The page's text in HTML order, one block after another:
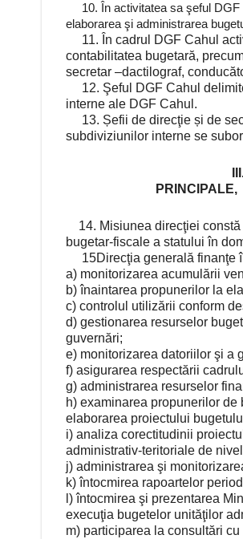
10. În activitatea sa şeful DGF
elaborarea şi administrarea
11. În cadrul DGF Cahul
contabilitatea bugetară,
secretar –dactilograf,
12. Şeful DGF Cahul
interne ale DGF Cahul.
13. Șefii de direcţie și de
subdiviziunilor interne se
14. Misiunea direcţiei constă
bugetar-fiscale a statului în
15Direcţia generală finanţe
a) monitorizarea acumulării
b) înaintarea propunerilor la
c) controlul utilizării conform
d) gestionarea resurselor
guvernări;
e) monitorizarea datoriilor şi a
f) asigurarea respectării
g) administrarea resurselor
h) examinarea propunerilor
elaborarea proiectului
i) analiza corectitudinii
administrativ-teritoriale de
j) administrarea şi
k) întocmirea rapoartelor
l) întocmirea şi prezentarea
execuţia bugetelor unităţilor
m) participarea la consultări